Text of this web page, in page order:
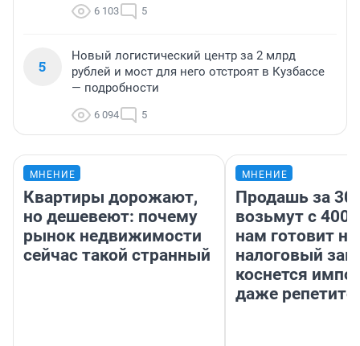
6 103 5
5
Новый логистический центр за 2 млрд
рублей и мост для него отстроят в Кузбассе
— подробности
6 094 5
МНЕНИЕ
Квартиры дорожают,
но дешевеют: почему
рынок недвижимости
сейчас такой странный
МНЕНИЕ
Продашь за
возьмут с
нам готовит
налоговый
коснется
даже